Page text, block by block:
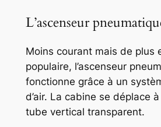
L’ascenseur
Moins courant mais de plus
populaire, l’ascenseur
fonctionne grâce à un
d’air. La cabine se déplace à
tube vertical transparent.